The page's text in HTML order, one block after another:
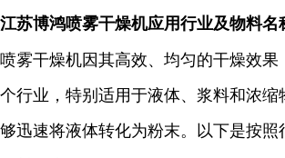
江苏博鸿喷雾干燥机应用行业及物料名
喷雾干燥机因其高效、均匀的干燥效果
个行业，特别适用于液体、浆料和浓缩
够迅速将液体转化为粉末。以下是按照